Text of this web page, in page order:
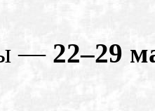
— 22–29